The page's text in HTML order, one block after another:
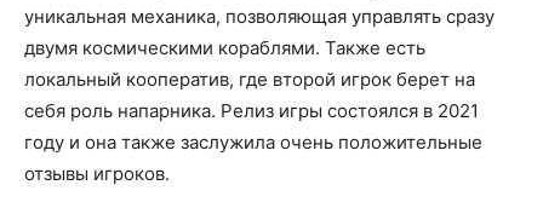
уникальная механика, позволяющая управлять сразу
двумя космическими кораблями. Также есть
локальный кооператив, где второй игрок берет на
себя роль напарника. Релиз игры состоялся в 2021
году и она также заслужила очень положительные
отзывы игроков.